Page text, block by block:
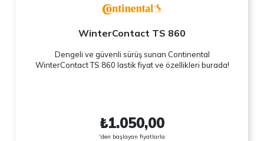
WinterContact TS 860
Dengeli ve güvenli sürüş sunan Continental
WinterContact TS 860 lastik fiyat ve özellikleri burada!
₺1.050,00
'den başlayan fiyatlarla